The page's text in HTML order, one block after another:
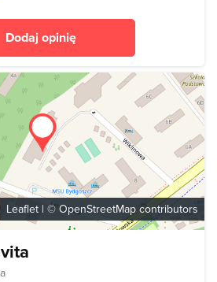
Dodaj opinię
Leaflet | ©OpenStreetMapcontributors